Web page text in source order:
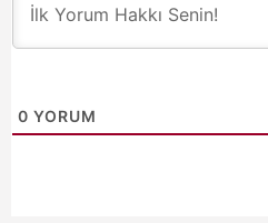
0 YORUM